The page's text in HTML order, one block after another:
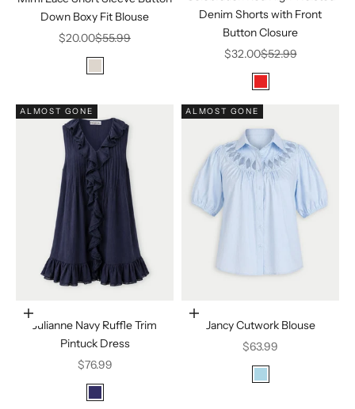
Down Boxy Fit Blouse
Precio de oferta
$20.00Precio normal
$55.99
Natural
Denim Shorts with Front
Button Closure
Precio de oferta
$32.00Precio normal
$52.99
Red
ALMOST GONE
Elige opciones
Julianne Navy Ruffle Trim
Pintuck Dress
Precio de oferta
$76.99
Navy
ALMOST GONE
Elige opciones
Jancy Cutwork Blouse
Precio de oferta
$63.99
SKY